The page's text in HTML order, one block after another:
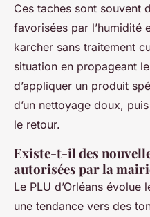
Ces taches sont souvent
favorisées par l’humidité
karcher sans traitement
situation en propageant
d’appliquer un produit
d’un nettoyage doux,
le retour.
Existe-t-il des
autorisées par la
Le PLU d’Orléans
une tendance vers des